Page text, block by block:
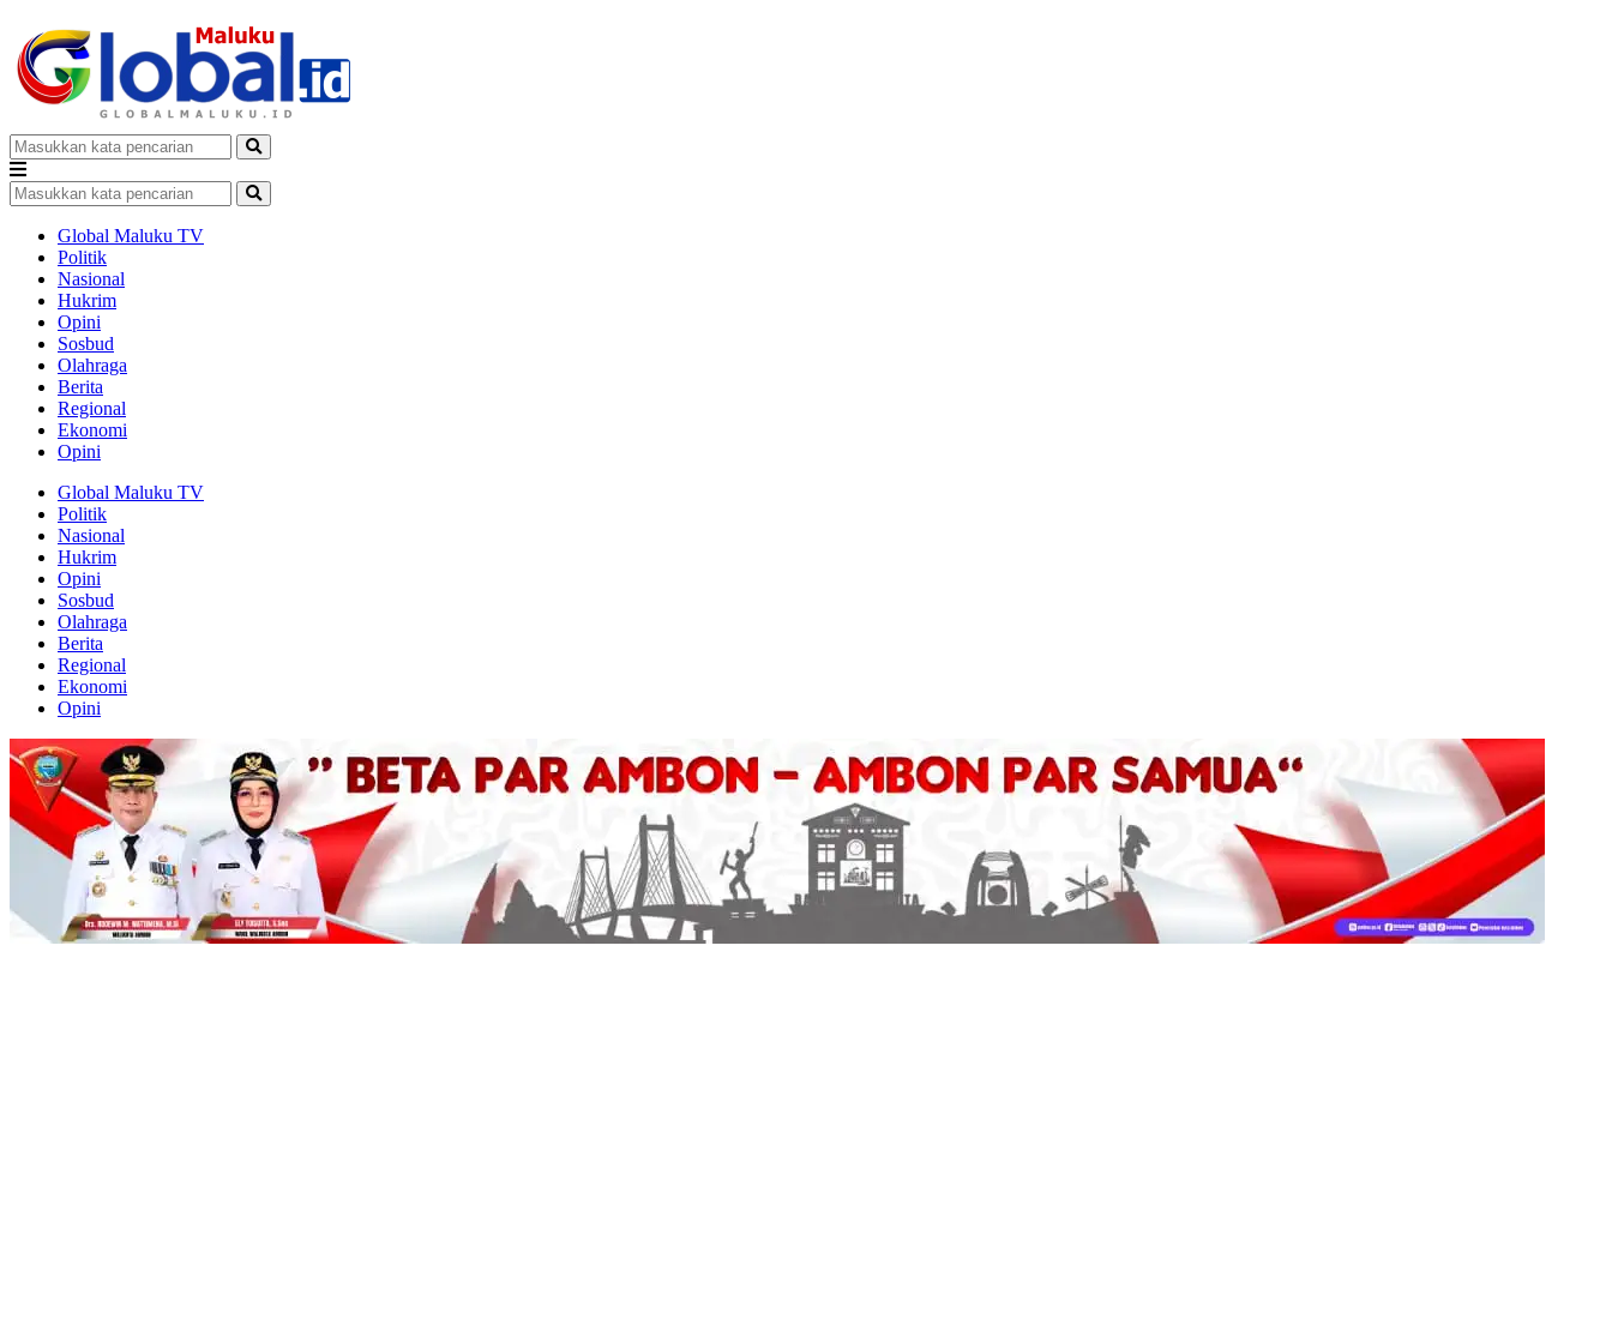
Global Maluku TV
Politik
Nasional
Hukrim
Opini
Sosbud
Olahraga
Berita
Regional
Ekonomi
Opini
Global Maluku TV
Politik
Nasional
Hukrim
Opini
Sosbud
Olahraga
Berita
Regional
Ekonomi
Opini